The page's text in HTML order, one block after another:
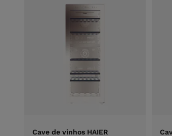
Cave de vinhos HAIER